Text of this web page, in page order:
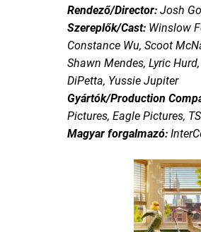
Rendező/Director: Josh
Szereplők/Cast: Winslow
Constance Wu, Scoot
Shawn Mendes, Lyric
DiPetta, Yussie Jupiter
Gyártók/Production
Pictures, Eagle Pictures,
Magyar forgalmazó: